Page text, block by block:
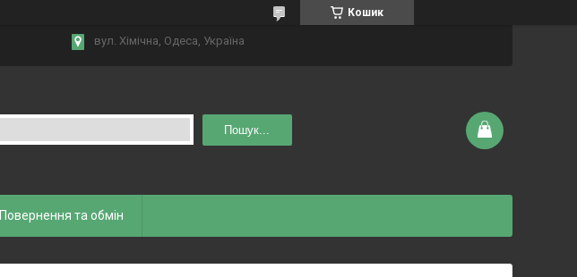
Кошик
вул. Хiмiчна, Одеса, Україна
Пошук...
Повернення та обмiн